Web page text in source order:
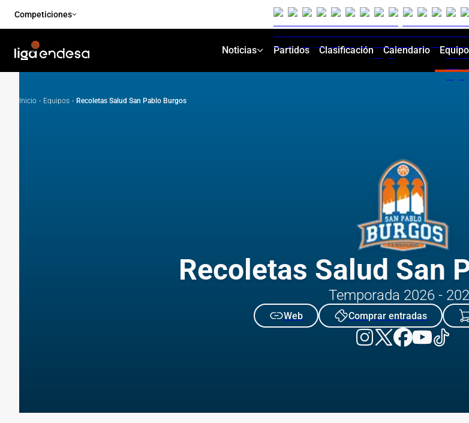
Competiciones
Noticias Partidos Clasificación Calendario
Inicio · Equipos · Recoletas Salud San Pablo Burgos
Recoletas Salud San
Temporada 2026 -
Web Comprar entradas